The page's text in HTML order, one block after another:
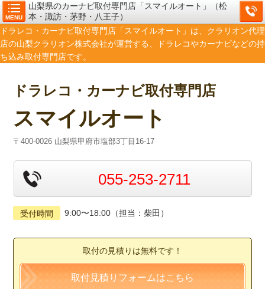
MENU
山梨県のカーナビ取付専門店「スマイルオート」（松
本・諏訪・茅野・八王子）
ドラレコ・カーナビ取付専門店「スマイルオート」は、クラリオン代理
店の山梨クラリオン株式会社が運営する、ドラレコやカーナビなどの持
ち込み取付専門店です。
ドラレコ・カーナビ取付専門店
スマイルオート
〒400-0026 山梨県甲府市塩部3丁目16-17
055-253-2711
受付時間 9:00〜18:00（担当：柴田）
取付の見積りは無料です！
取付見積りフォームはこちら